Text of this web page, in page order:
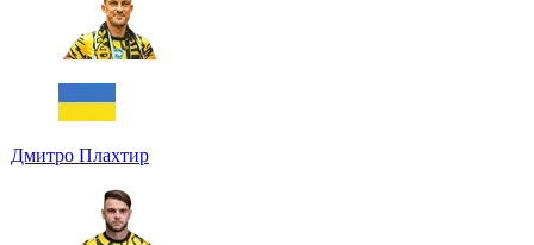
Дмитро Плахтир